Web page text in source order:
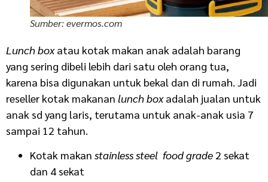
Sumber: evermos.com
Lunch boxatau kotak makan anak adalah barang
yang sering dibeli lebih dari satu oleh orang tua,
karena bisa digunakan untuk bekal dan di rumah. Jadi
reseller kotak makanan lunch boxadalah jualan untuk
anak sd yang laris, terutama untuk anak-anak usia 7
sampai 12 tahun.
Kotak makan stainless steel food grade2 sekat
dan 4 sekat